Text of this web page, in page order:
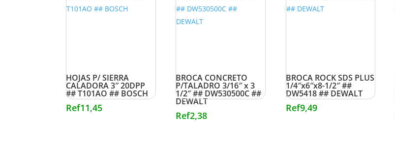
HOJAS P/ SIERRA
CALADORA 3″ 20DPP
## T101AO ## BOSCH
Ref11,45
BROCA CONCRETO
P/TALADRO 3/16″ x 3
1/2″ ## DW530500C ##
DEWALT
Ref2,38
BROCA ROCK SDS PLUS
1/4″x6″x8-1/2″ ##
DW5418 ## DEWALT
Ref9,49